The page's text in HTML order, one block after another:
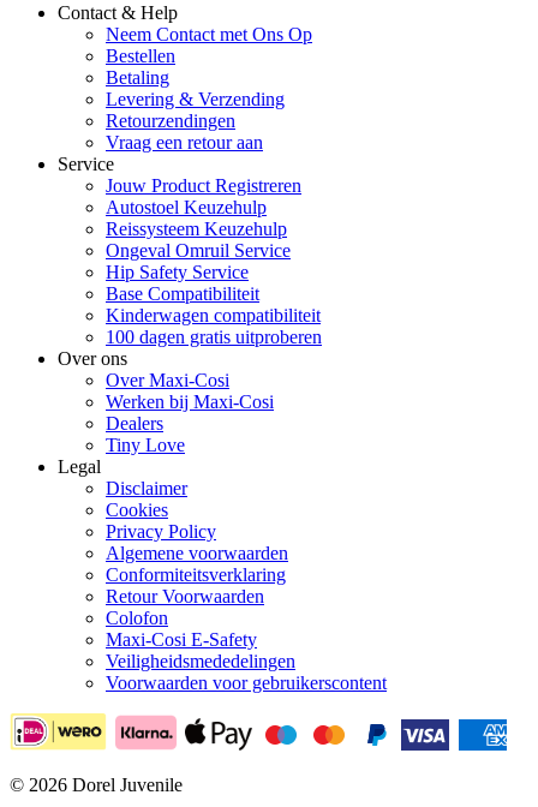
Contact & Help
Neem Contact met Ons Op
Bestellen
Betaling
Levering & Verzending
Retourzendingen
Vraag een retour aan
Service
Jouw Product Registreren
Autostoel Keuzehulp
Reissysteem Keuzehulp
Ongeval Omruil Service
Hip Safety Service
Base Compatibiliteit
Kinderwagen compatibiliteit
100 dagen gratis uitproberen
Over ons
Over Maxi-Cosi
Werken bij Maxi-Cosi
Dealers
Tiny Love
Legal
Disclaimer
Cookies
Privacy Policy
Algemene voorwaarden
Conformiteitsverklaring
Retour Voorwaarden
Colofon
Maxi-Cosi E-Safety
Veiligheidsmededelingen
Voorwaarden voor gebruikerscontent
© 2026 Dorel Juvenile